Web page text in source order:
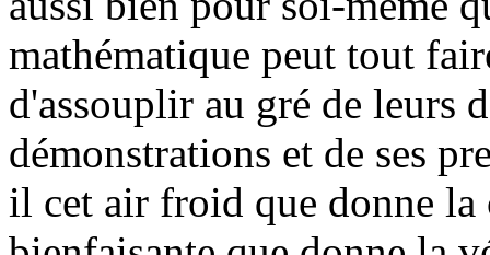
mathématique peut tout
d'assouplir au gré de leurs
démonstrations et de ses
il cet air froid que donne la